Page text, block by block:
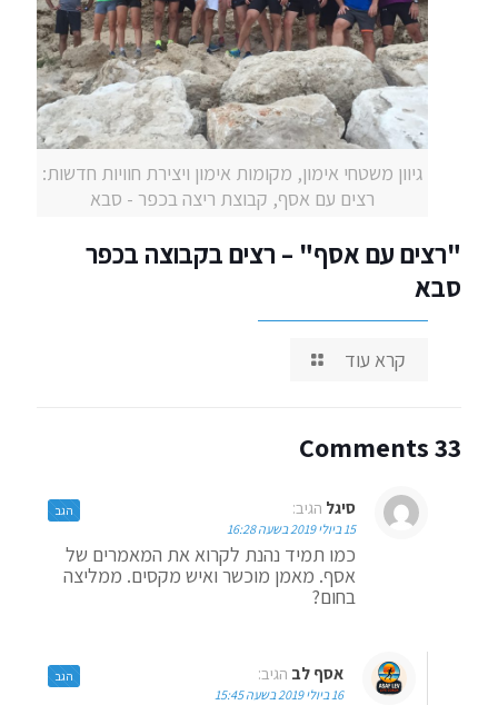
גיוון משטחי אימון, מקומות אימון ויצירת חוויות חדשות:
רצים עם אסף, קבוצת ריצה בכפר - סבא
"רצים עם אסף" – רצים בקבוצה בכפר
סבא
קרא עוד
33 Comments
סיגל הגיב:
15 ביולי 2019 בשעה 16:28
כמו תמיד נהנת לקרוא את המאמרים של
אסף. מאמן מוכשר ואיש מקסים. ממליצה
בחום?
הגב
אסף לב הגיב:
16 ביולי 2019 בשעה 15:45
הגב